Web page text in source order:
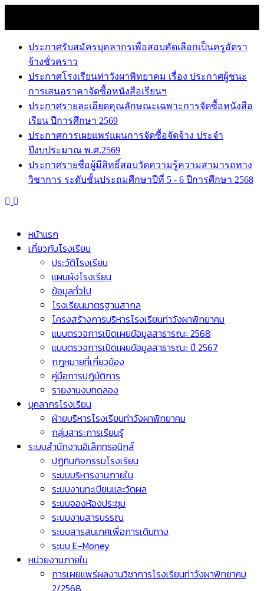
content
ประกาศรับสมัครบุคลากรเพื่อสอบคัดเลือกเป็นครูอัตรา
จ้างชั่วคราว
ประกาศโรงเรียนท่าวังผาพิทยาคม เรื่อง ประกาศผู้ชนะ
การเสนอราคาจัดซื้อหนังสือเรียนฯ
ประกาศรายละเอียดคุณลักษณะเฉพาะการจัดซื้อหนังสือ
เรียน ปีการศึกษา 2569
ประกาศการเผยแพร่แผนการจัดซื้อจัดจ้าง ประจำ
ปีงบประมาณ พ.ศ.2569
ประกาศรายชื่อผู้มีสิทธิ์สอบวัดความรู้ความสามารถทาง
วิชาการ ระดับชั้นประถมศึกษาปีที่ 5 - 6 ปีการศึกษา 2568
หน้าแรก
เกี่ยวกับโรงเรียน
ประวัติโรงเรียน
แผนผังโรงเรียน
ข้อมูลทั่วไป
โรงเรียนมาตรฐานสากล
โครงสร้างการบริหารโรงเรียนท่าวังผาพิทยาคม
แบบตรวจการเปิดเผยข้อมูลสาธารณะ 2568
แบบตรวจการเปิดเผยข้อมูลสาธารณะ ปี 2567
กฎหมายที่เกี่ยวข้อง
คู่มือการปฏิบัติการ
รายงานงบทดลอง
บุคลากรโรงเรียน
ฝ่ายบริหารโรงเรียนท่าวังผาพิทยาคม
กลุ่มสาระการเรียนรู้
ระบบสำนักงานอิเล็กทรอนิกส์
ปฏิทินกิจกรรมโรงเรียน
ระบบบริหารงานภายใน
ระบบงานทะเบียนและวัดผล
ระบบจองห้องประชุม
ระบบงานสารบรรณ
ระบบสารสนเทศเพื่อการเดินทาง
ระบบ E-Money
หน่วยงานภายใน
การเผยแพร่ผลงานวิชาการโรงเรียนท่าวังผาพิทยาคม
2/2568